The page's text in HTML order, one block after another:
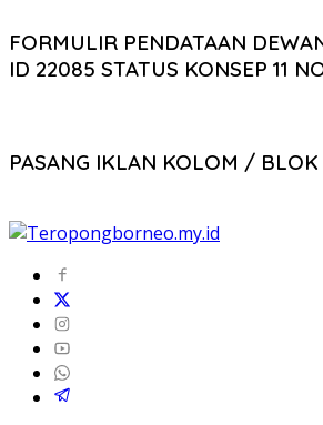
FORMULIR PENDATAAN
ID 22085 STATUS KONSEP 11
PASANG IKLAN KOLOM /